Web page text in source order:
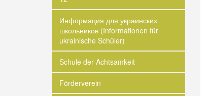
Информация для украинских
школьников (Informationen für
ukrainische Schüler)
Schule der Achtsamkeit
Förderverein